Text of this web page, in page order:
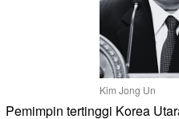
Kim Jong Un
Pemimpin tertinggi Korea